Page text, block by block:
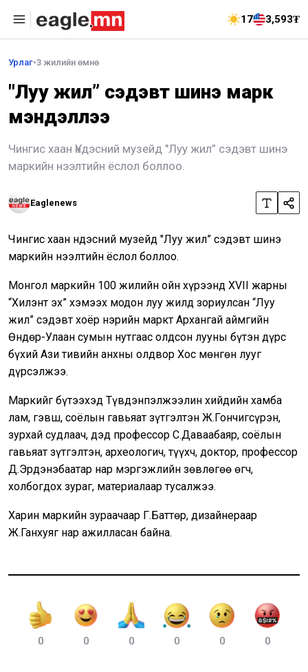
17 3,593₮
Урлаг•3 жилийн өмнө
"Луу жил” сэдэвт шинэ марк
мэндэллээ
Чингис хаан Үндэсний музейд "Луу жил” сэдэвт шинэ
маркийн нээлтийн ёслол боллоо.
Eaglenews
Чингис хаан Үндэсний музейд "Луу жил” сэдэвт шинэ
маркийн нээлтийн ёслол боллоо.
Монгол маркийн 100 жилийн ойн хүрээнд XVII жарны
“Хилэнт эх” хэмээх модон луу жилд зориулсан “Луу
жил” сэдэвт хоёр нэрийн маркт Архангай аймгийн
Өндөр-Улаан сумын нутгаас олдсон лууны бүтэн дүрс
бүхий Ази тивийн анхны олдвор Хос мөнгөн лууг
дүрсэлжээ.
Маркийг бүтээхэд Түвдэнпэлжээлин хийдийн хамба
лам, гэвш, соёлын гавьяат зүтгэлтэн Ж.Гончигсүрэн,
зурхай судлаач, дэд профессор С.Даваабаяр, соёлын
гавьяат зүтгэлтэн, археологич, түүхч, доктор, профессор
Д.Эрдэнэбаатар нар мэргэжлийн зөвлөгөө өгч,
холбогдох зураг, материалаар тусалжээ.
Харин маркийн зураачаар Г.Баттөр, дизайнераар
Ж.Ганхуяг нар ажилласан байна.
0 0 0 0 0 0